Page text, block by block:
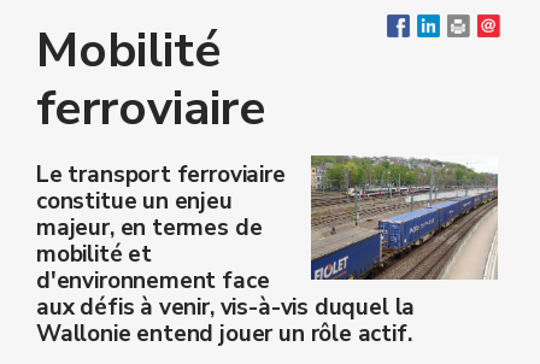
Mobilité
ferroviaire
Le transport ferroviaire
constitue un enjeu
majeur, en termes de
mobilité et
d'environnement face
aux défis à venir, vis-à-vis duquel la
Wallonie entend jouer un rôle actif.